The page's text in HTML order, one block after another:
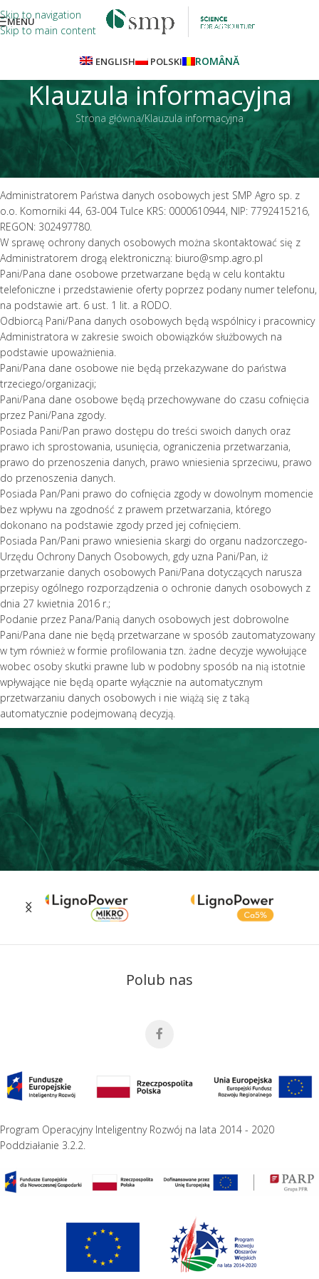
Skip to navigation
Skip to main content
MENU
ENGLISH POLSKI ROMÂNĂ
Klauzula informacyjna
Strona główna Klauzula informacyjna
Zgodnie z art. 13 ust. 1 i ust. 2 ogólnego rozporządzenia o ochronie
danych osobowych z dnia 27 kwietnia 2016 r. (dalej RODO) informuję,
Administratorem Państwa danych osobowych jest SMP Agro sp. z
o.o. Komorniki 44, 63-004 Tulce KRS: 0000610944, NIP: 7792415216,
REGON: 302497780.
W sprawę ochrony danych osobowych można skontaktować się z
Administratorem drogą elektroniczną: biuro@smp.agro.pl
Pani/Pana dane osobowe przetwarzane będą w celu kontaktu
telefoniczne i przedstawienie oferty poprzez podany numer telefonu,
na podstawie art. 6 ust. 1 lit. a RODO.
Odbiorcą Pani/Pana danych osobowych będą wspólnicy i pracownicy
Administratora w zakresie swoich obowiązków służbowych na
podstawie upoważnienia.
Pani/Pana dane osobowe nie będą przekazywane do państwa
trzeciego/organizacji;
Pani/Pana dane osobowe będą przechowywane do czasu cofnięcia
przez Pani/Pana zgody.
Posiada Pani/Pan prawo dostępu do treści swoich danych oraz
prawo ich sprostowania, usunięcia, ograniczenia przetwarzania,
prawo do przenoszenia danych, prawo wniesienia sprzeciwu, prawo
do przenoszenia danych.
Posiada Pan/Pani prawo do cofnięcia zgody w dowolnym momencie
bez wpływu na zgodność z prawem przetwarzania, którego
dokonano na podstawie zgody przed jej cofnięciem.
Posiada Pan/Pani prawo wniesienia skargi do organu nadzorczego-
Urzędu Ochrony Danych Osobowych, gdy uzna Pani/Pan, iż
przetwarzanie danych osobowych Pani/Pana dotyczących narusza
przepisy ogólnego rozporządzenia o ochronie danych osobowych z
dnia 27 kwietnia 2016 r.;
Podanie przez Pana/Panią danych osobowych jest dobrowolne
Pani/Pana dane nie będą przetwarzane w sposób zautomatyzowany
w tym również w formie profilowania tzn. żadne decyzje wywołujące
wobec osoby skutki prawne lub w podobny sposób na nią istotnie
wpływające nie będą oparte wyłącznie na automatycznym
przetwarzaniu danych osobowych i nie wiążą się z taką
automatycznie podejmowaną decyzją.
Polub nas
Program Operacyjny Inteligentny Rozwój na lata 2014 - 2020
Poddziałanie 3.2.2.